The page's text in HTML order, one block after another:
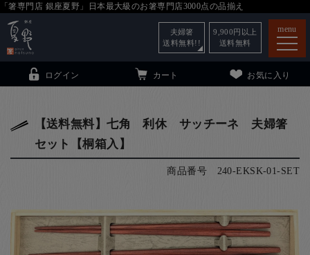
「箸専門店 銀座夏野」日本最大級のお箸専門店3000点の品揃え
menu
箸（贈答用・自宅用）
銀座夏野・箸長 について
こども和食器 小夏について
ログイン カート お気に入り
夫婦箸
送料無料!!
9,900 円以上
送料無料
【送料無料】七角 利休 サッチーネ 夫婦箸
セット【桐箱入】
商品番号 240-EKSK-01-SET